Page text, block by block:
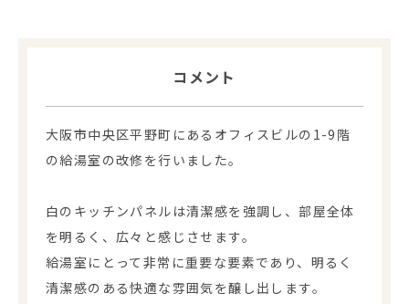
コメント
大阪市中央区平野町にあるオフィスビルの1-9階
の給湯室の改修を行いました。
白のキッチンパネルは清潔感を強調し、部屋全体
を明るく、広々と感じさせます。
給湯室にとって非常に重要な要素であり、明るく
清潔感のある快適な雰囲気を醸し出します。